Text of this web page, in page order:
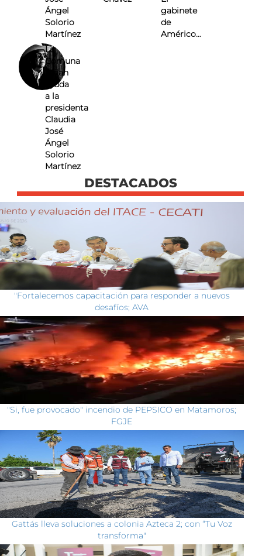
Ángel
Solorio
Martínez
gabinete
de
Américo…
La
Comuna
Pidan
ayuda
a la
presidenta
Claudia
José
Ángel
Solorio
Martínez
DESTACADOS
"Fortalecemos capacitación para responder a nuevos
desafíos; AVA
"Si, fue provocado" incendio de PEPSICO en Matamoros;
FGJE
Gattás lleva soluciones a colonia Azteca 2; con “Tu Voz
transforma"